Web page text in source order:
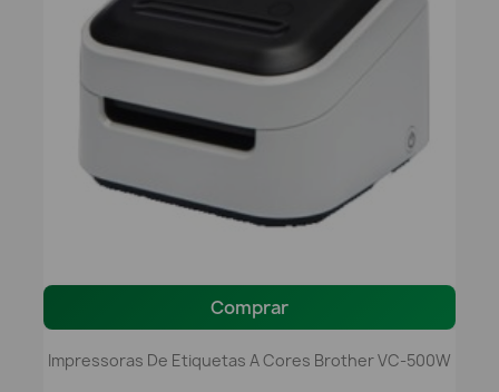
Comprar
Impressoras De Etiquetas A Cores Brother VC-500W